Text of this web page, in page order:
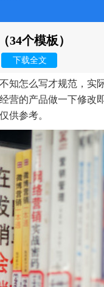
34个模板）
下载全文
知怎么写才规范，实
营的产品做一下修改
供参考。